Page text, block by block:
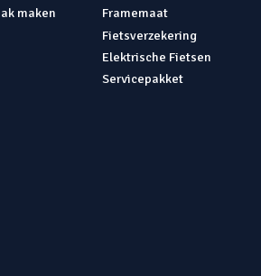
maken
Framemaat
Fietsverzekering
Elektrische Fietsen
Servicepakket